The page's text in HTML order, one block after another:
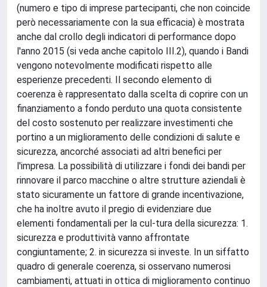
(numero e tipo di imprese partecipanti, che non coincide
però necessariamente con la sua efficacia) è mostrata
anche dal crollo degli indicatori di performance dopo
l'anno 2015 (si veda anche capitolo III.2), quando i Bandi
vengono notevolmente modificati rispetto alle
esperienze precedenti. Il secondo elemento di
coerenza è rappresentato dalla scelta di coprire con un
finanziamento a fondo perduto una quota consistente
del costo sostenuto per realizzare investimenti che
portino a un miglioramento delle condizioni di salute e
sicurezza, ancorché associati ad altri benefici per
l'impresa. La possibilità di utilizzare i fondi dei bandi per
rinnovare il parco macchine o altre strutture aziendali è
stato sicuramente un fattore di grande incentivazione,
che ha inoltre avuto il pregio di evidenziare due
elementi fondamentali per la cul-tura della sicurezza: 1.
sicurezza e produttività vanno affrontate
congiuntamente; 2. in sicurezza si investe. In un siffatto
quadro di generale coerenza, si osservano numerosi
cambiamenti, attuati in ottica di miglioramento continuo